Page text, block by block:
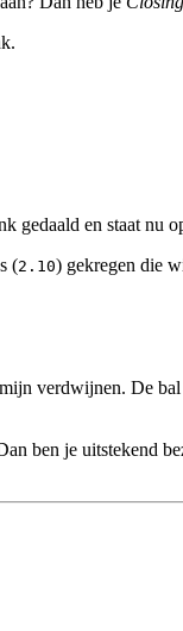
gedaald en staat nu
(2.10) gekregen die
verdwijnen. De
ben je uitstekend